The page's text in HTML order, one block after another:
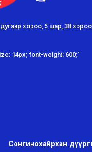
дугаар хороо, 5 шар, 38
14px; font-weight: 600;"
Сонгинохайрхан